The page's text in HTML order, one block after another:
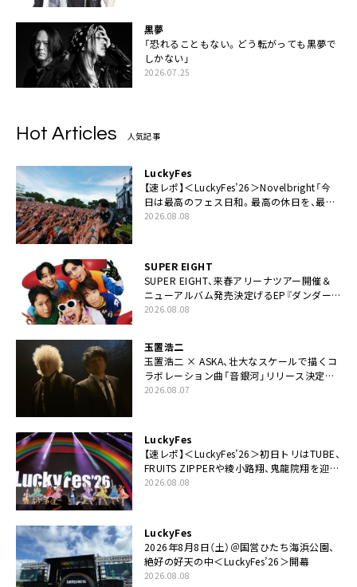
黒夢
「恐れることもない。どう転がっても黒夢で
しかない」
2026.07.25
Hot Articles 人気記事
LuckyFes
【速レポ】＜LuckyFes’26＞Novelbright「今
日は最高のフェス日和。最高の休日を、最高
の夏休みを作っていきたい」
2026.08.08
SUPER EIGHT
SUPER EIGHT、来春アリーナツアー開催＆
ニューアルバム発売決定げるEP『ダンダー
ラ』本日リリース
2026.08.08
玉置浩二
玉置浩二 × ASKA、壮大なスケールで描くコ
ラボレーション曲「音銀河」リリース決定。
カップリングには新曲「命の宿り」収録も
2026.08.07
LuckyFes
【速レポ】＜LuckyFes’26＞初日トリはTUBE、
FRUITS ZIPPERや綾小路翔、鬼龍院翔を迎え
た豪華コラボも「知ってたらぜひ一緒に歌っ
2026.08.08
LuckyFes
2026年8月8日（土）＠国営ひたち海浜公園、
絶好の好天の中＜LuckyFes’26＞開幕
2026.08.08